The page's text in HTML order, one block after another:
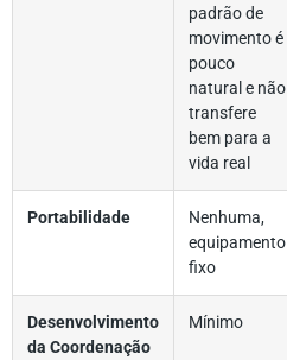
padrão de
movimento é
pouco
natural e não
transfere
bem para a
vida real
Portabilidade
Nenhuma,
equipamento
fixo
Desenvolvimento
da Coordenação
Mínimo